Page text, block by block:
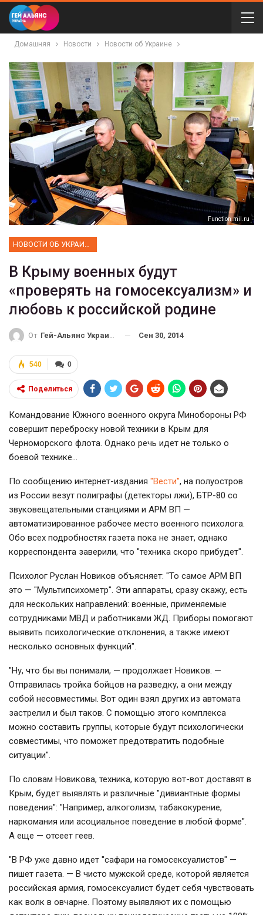
Домашняя Новости Новости об Украине
Function.mil.ru
В Крыму военных будут
«проверять на гомосексуализм» и
любовь к российской родине
От Гей-Альянс Украина Сен 30, 2014
0
540
Поделиться
Командование Южного военного округа Минобороны РФ
совершит переброску новой техники в Крым для
Черноморского флота. Однако речь идет не только о
боевой технике…
По сообщению интернет-издания "Вести", на полуостров
из России везут полиграфы (детекторы лжи), БТР-80 со
звуковещательными станциями и АРМ ВП —
автоматизированное рабочее место военного психолога.
Обо всех подробностях газета пока не знает, однако
корреспондента заверили, что "техника скоро прибудет".
Психолог Руслан Новиков объясняет: "То самое АРМ ВП
это — "Мультипсихометр". Эти аппараты, сразу скажу, есть
для нескольких направлений: военные, применяемые
сотрудниками МВД и работниками ЖД. Приборы помогают
выявить психологические отклонения, а также имеют
несколько основных функций".
"Ну, что бы вы понимали, — продолжает Новиков. —
Отправилась тройка бойцов на разведку, а они между
собой несовместимы. Вот один взял других из автомата
застрелил и был таков. С помощью этого комплекса
можно составить группы, которые будут психологически
совместимы, что поможет предотвратить подобные
ситуации".
По словам Новикова, техника, которую вот-вот доставят в
Крым, будет выявлять и различные "дивиантные формы
поведения": "Например, алкоголизм, табакокурение,
наркомания или асоциальное поведение в любой форме".
А еще — отсеет геев.
"В РФ уже давно идет "сафари на гомосексуалистов" —
пишет газета. — В чисто мужской среде, которой является
российская армия, гомосексуалист будет себя чувствовать
как волк в овчарне. Поэтому выявляют их с помощью